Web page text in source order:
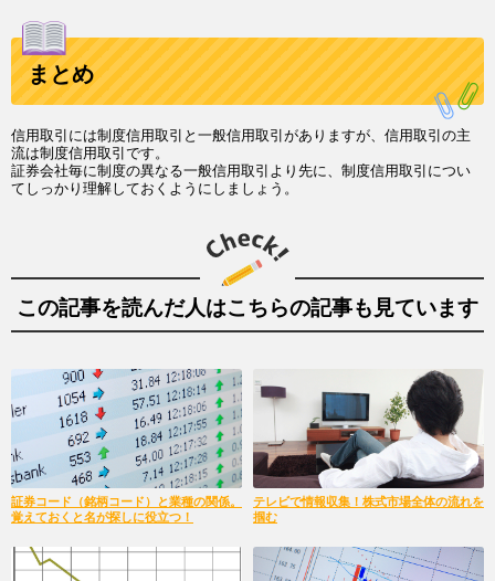
まとめ
信用取引には制度信用取引と一般信用取引がありますが、信用取引の主
流は制度信用取引です。
証券会社毎に制度の異なる一般信用取引より先に、制度信用取引につい
てしっかり理解しておくようにしましょう。
この記事を読んだ人はこちらの記事も見ています
証券コード（銘柄コード）と業種の関係。
覚えておくと名が探しに役立つ！
テレビで情報収集！株式市場全体の流れを
掴む